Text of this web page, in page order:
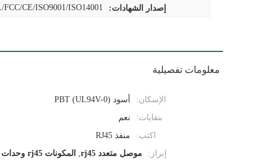
إصدار الشهادات: FCC/CE/ISO9001/ISO14001
معلومات تفصيلية
الإسكان: أسود PBT (UL94V-0)
بنفايات:
نعم
اكتب:
منفذ RJ45
إبراز:
موصل متعدد rj45 , المكونات rj45 وحدات